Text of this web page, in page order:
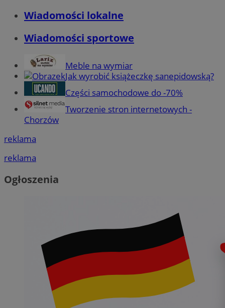
Wiadomości lokalne
Wiadomości sportowe
Meble na wymiar
Jak wyrobić książeczkę sanepidowską?
Części samochodowe do -70%
Tworzenie stron internetowych -
Chorzów
reklama
reklama
Ogłoszenia